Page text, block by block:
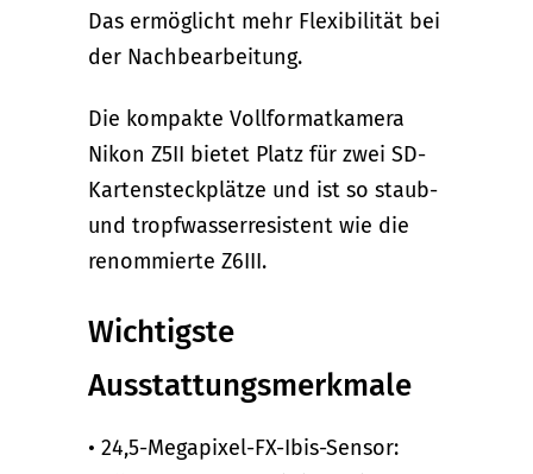
Das ermöglicht mehr Flexibilität bei
der Nachbearbeitung.
Die kompakte Vollformatkamera
Nikon Z5II bietet Platz für zwei SD-
Kartensteckplätze und ist so staub-
und tropfwasserresistent wie die
renommierte Z6III.
Wichtigste
Ausstattungsmerkmale
• 24,5-Megapixel-FX-Ibis-Sensor: